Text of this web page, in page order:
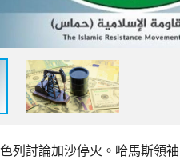
列討論加沙停火。哈馬斯領